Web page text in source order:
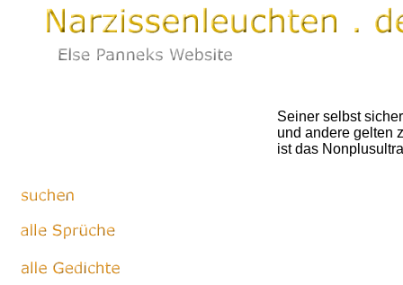
Seiner selbst
und andere gelten
ist das